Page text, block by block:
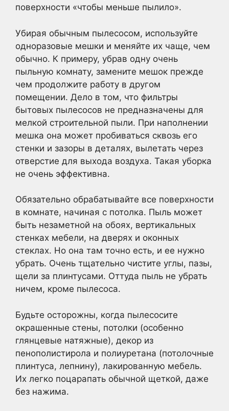
поверхности «чтобы меньше пылило».
Убирая обычным пылесосом, используйте
одноразовые мешки и меняйте их чаще, чем
обычно. К примеру, убрав одну очень
пыльную комнату, замените мешок прежде
чем продолжите работу в другом
помещении. Дело в том, что фильтры
бытовых пылесосов не предназначены для
мелкой строительной пыли. При наполнении
мешка она может пробиваться сквозь его
стенки и зазоры в деталях, вылетать через
отверстие для выхода воздуха. Такая уборка
не очень эффективна.
Обязательно обрабатывайте все поверхности
в комнате, начиная с потолка. Пыль может
быть незаметной на обоях, вертикальных
стенках мебели, на дверях и оконных
стеклах. Но она там точно есть, и ее нужно
убрать. Очень тщательно чистите углы, пазы,
щели за плинтусами. Оттуда пыль не убрать
ничем, кроме пылесоса.
Будьте осторожны, когда пылесосите
окрашенные стены, потолки (особенно
глянцевые натяжные), декор из
пенополистирола и полиуретана (потолочные
плинтуса, лепнину), лакированную мебель.
Их легко поцарапать обычной щеткой, даже
без нажима.